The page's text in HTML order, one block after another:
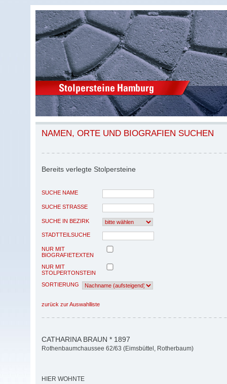
NAMEN, ORTE UND BIOGRAFIEN SUCHEN
Bereits verlegte Stolpersteine
SUCHE NAME
SUCHE STRASSE
SUCHE IN BEZIRK
STADTTEILSUCHE
NUR MIT
BIOGRAFIETEXTEN
NUR MIT
STOLPERTONSTEIN
SORTIERUNG
zurück zur Auswahlliste
CATHARINA BRAUN * 1897
Rothenbaumchaussee 62/63 (Eimsbüttel, Rotherbaum)
HIER WOHNTE